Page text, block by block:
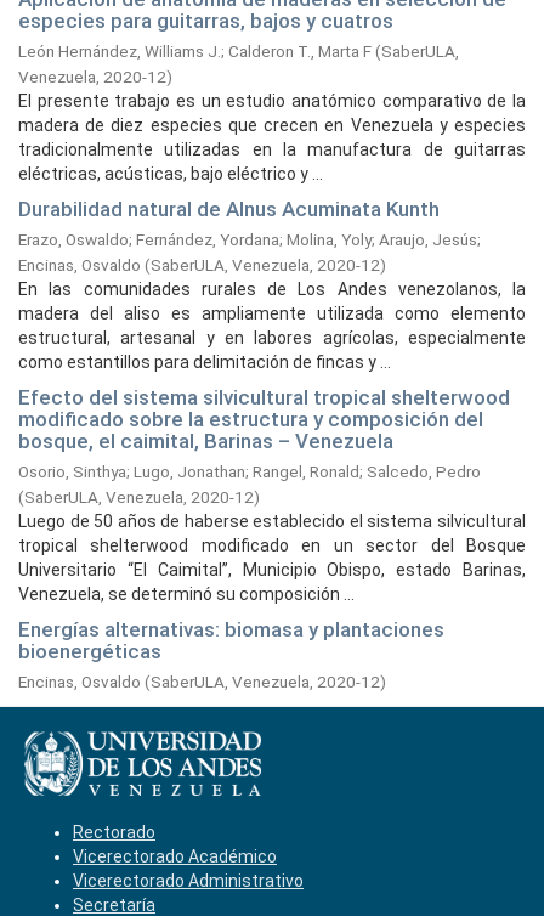
especies para guitarras, bajos y cuatros
León Hernández, Williams J. ; Calderon T., Marta F(SaberULA,
Venezuela, 2020-12)
El presente trabajo es un estudio anatómico comparativo de la
madera de diez especies que crecen en Venezuela y especies
tradicionalmente utilizadas en la manufactura de guitarras
eléctricas, acústicas, bajo eléctrico y ...
Durabilidad natural de Alnus Acuminata Kunth
Erazo, Oswaldo; Fernández, Yordana; Molina, Yoly; Araujo, Jesús;
Encinas, Osvaldo (SaberULA, Venezuela, 2020-12)
En las comunidades rurales de Los Andes venezolanos, la
madera del aliso es ampliamente utilizada como elemento
estructural, artesanal y en labores agrícolas, especialmente
como estantillos para delimitación de fincas y ...
Efecto del sistema silvicultural tropical shelterwood
modificado sobre la estructura y composición del
bosque, el caimital, Barinas – Venezuela
Osorio, Sinthya; Lugo, Jonathan; Rangel, Ronald; Salcedo, Pedro
(SaberULA, Venezuela, 2020-12)
Luego de 50 años de haberse establecido el sistema silvicultural
tropical shelterwood modificado en un sector del Bosque
Universitario “El Caimital”, Municipio Obispo, estado Barinas,
Venezuela, se determinó su composición ...
Energías alternativas: biomasa y plantaciones
bioenergéticas
Encinas, Osvaldo (SaberULA, Venezuela, 2020-12)
Rectorado
Vicerectorado Académico
Vicerectorado Administrativo
Secretaría